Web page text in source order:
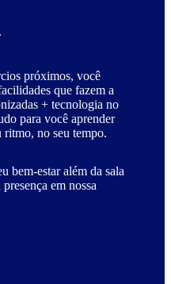
próximos, você
que fazem a
+ tecnologia no
para você aprender
no seu tempo.
bem-estar além da sala
em nossa